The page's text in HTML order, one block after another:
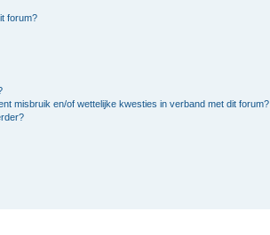
forum?
misbruik en/of wettelijke kwesties in verband met dit forum?